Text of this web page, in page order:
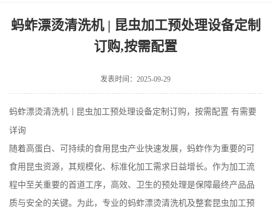
蚂蚱漂烫清洗机 | 昆虫加工预处理设备定制
订购,按需配置
发表时间：2025-09-29
蚂蚱漂烫清洗机 昆虫加工预处理设备定制订购，按需配置 有需要
详询
随着高蛋白、可持续的食用昆虫产业快速发展，蚂蚱作为重要的可
食用昆虫资源，其规模化、标准化加工需求日益增长。作为加工流
程中至关重要的首道工序，高效、卫生的预处理是保障最终产品品
质与安全的关键。为此，专业的蚂蚱漂烫清洗机及整套昆虫加工预